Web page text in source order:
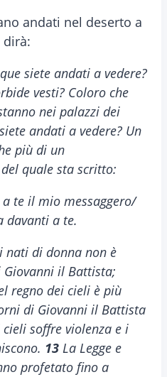
andati nel deserto a
dirà:
siete andati a vedere?
vesti? Coloro che
nei palazzi dei
andati a vedere? Un
più di un
quale sta scritto:
te il mio messaggero/
davanti a te.
nati di donna non è
il Battista;
regno dei cieli è più
di Giovanni il Battista
soffre violenza e i
13 La Legge e
profetato fino a